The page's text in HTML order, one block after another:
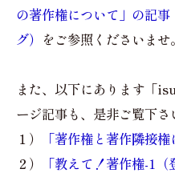
の著作権について」の記
グ） をご参照くださいませ。
また、以下にあります「
ージ記事も、是非ご覧下さ
１）
「著作権と著作隣接権
２）
「教えて！著作権-1（